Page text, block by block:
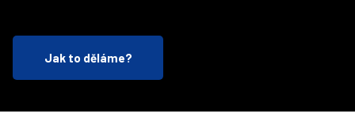
Jak to děláme?